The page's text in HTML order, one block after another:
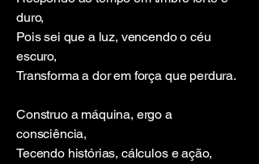
duro,
Pois sei que a luz, vencendo o céu
escuro,
Transforma a dor em força que perdura.
Construo a máquina, ergo a
consciência,
Tecendo histórias, cálculos e ação,